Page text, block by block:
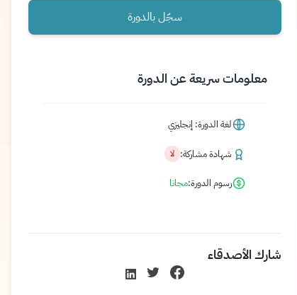
سجّل بالدورة
معلومات سريعة عن الدورة
لغة الدورة: إنجليزي
شهادة مشاركة: لا
رسوم الدورة:مجانا
شارك الأصدقاء